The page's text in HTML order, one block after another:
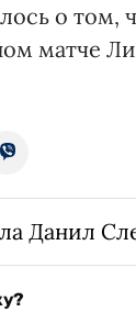
о том,
матче
Данил